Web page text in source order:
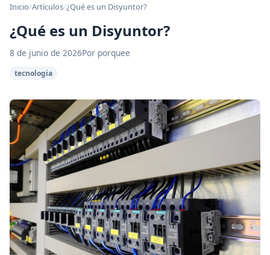
Inicio/Artículos/¿Qué es un Disyuntor?
¿Qué es un Disyuntor?
8 de junio de 2026Por porquee
tecnologia